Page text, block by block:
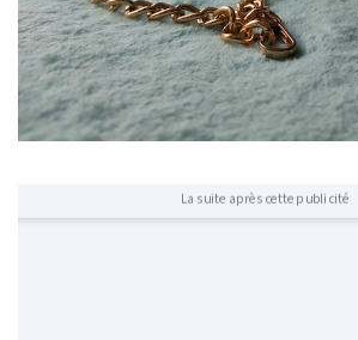
La suite après cette publicité